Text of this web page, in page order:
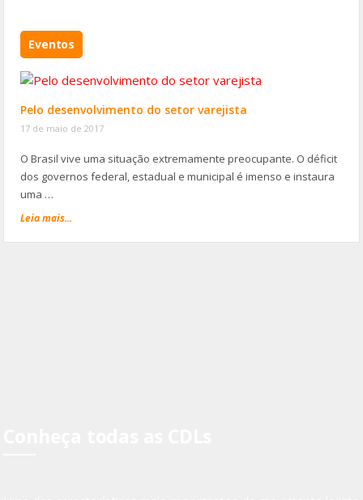
Eventos
Pelo desenvolvimento do setor varejista
17 de maio de 2017
O Brasil vive uma situação extremamente preocupante. O déficit
dos governos federal, estadual e municipal é imenso e instaura
uma …
Leia mais...